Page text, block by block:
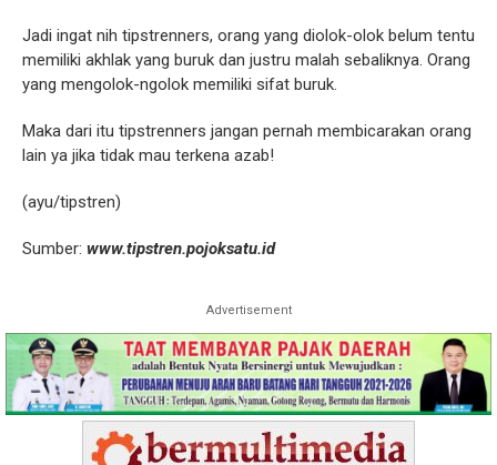
Jadi ingat nih tipstrenners, orang yang diolok-olok belum tentu
memiliki akhlak yang buruk dan justru malah sebaliknya. Orang
yang mengolok-ngolok memiliki sifat buruk.
Maka dari itu tipstrenners jangan pernah membicarakan orang
lain ya jika tidak mau terkena azab!
(ayu/tipstren)
Sumber: www.tipstren.pojoksatu.id
Advertisement